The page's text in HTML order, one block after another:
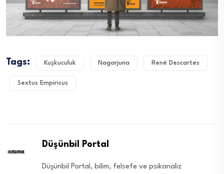
Tags: Kuşkuculuk Nagarjuna René Descartes
Sextus Empiricus
Düşünbil Portal
Düşünbil Portal, bilim, felsefe ve psikanaliz